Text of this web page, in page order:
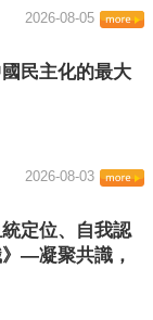
2026-08-05
民主化的最大
2026-08-03
統定位、自我認
—凝聚共識，